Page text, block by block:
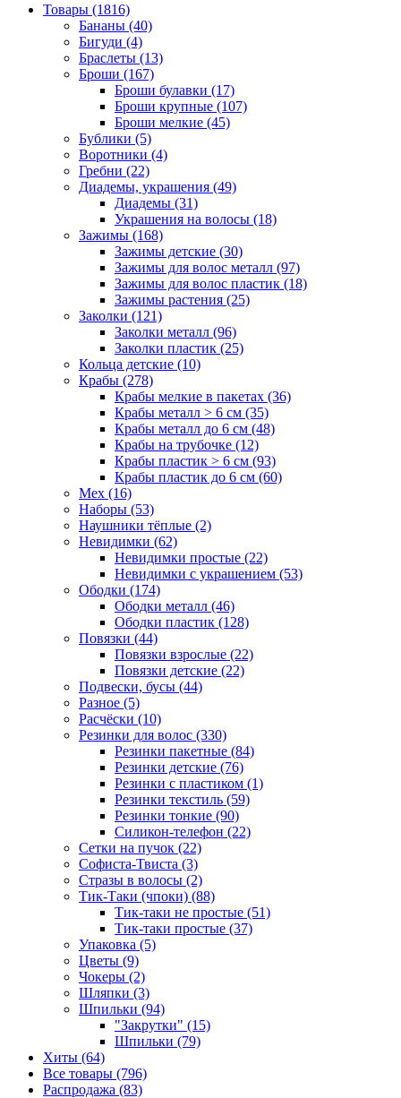
Товары (1816)
Бананы (40)
Бигуди (4)
Браслеты (13)
Броши (167)
Броши булавки (17)
Броши крупные (107)
Броши мелкие (45)
Бублики (5)
Воротники (4)
Гребни (22)
Диадемы, украшения (49)
Диадемы (31)
Украшения на волосы (18)
Зажимы (168)
Зажимы детские (30)
Зажимы для волос металл (97)
Зажимы для волос пластик (18)
Зажимы растения (25)
Заколки (121)
Заколки металл (96)
Заколки пластик (25)
Кольца детские (10)
Крабы (278)
Крабы мелкие в пакетах (36)
Крабы металл > 6 см (35)
Крабы металл до 6 см (48)
Крабы на трубочке (12)
Крабы пластик > 6 см (93)
Крабы пластик до 6 см (60)
Мех (16)
Наборы (53)
Наушники тёплые (2)
Невидимки (62)
Невидимки простые (22)
Невидимки с украшением (53)
Ободки (174)
Ободки металл (46)
Ободки пластик (128)
Повязки (44)
Повязки взрослые (22)
Повязки детские (22)
Подвески, бусы (44)
Разное (5)
Расчёски (10)
Резинки для волос (330)
Резинки пакетные (84)
Резинки детские (76)
Резинки с пластиком (1)
Резинки текстиль (59)
Резинки тонкие (90)
Силикон-телефон (22)
Сетки на пучок (22)
Софиста-Твиста (3)
Стразы в волосы (2)
Тик-Таки (чпоки) (88)
Тик-таки не простые (51)
Тик-таки простые (37)
Упаковка (5)
Цветы (9)
Чокеры (2)
Шляпки (3)
Шпильки (94)
"Закрутки" (15)
Шпильки (79)
Хиты (64)
Все товары (796)
Распродажа (83)